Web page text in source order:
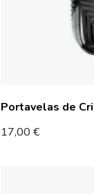
Portavelas de
17,00€